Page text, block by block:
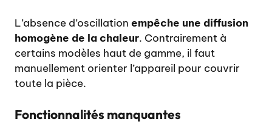
L’absence d’oscillation empêche une diffusion
homogène de la chaleur. Contrairement à
certains modèles haut de gamme, il faut
manuellement orienter l’appareil pour couvrir
toute la pièce.
Fonctionnalités manquantes